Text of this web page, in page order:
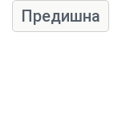
Предишна